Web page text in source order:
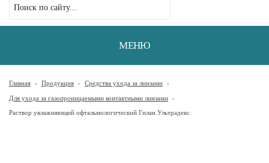
МЕНЮ
Главная - Продукция - Средства ухода за линзами -
Для ухода за газопроницаемыми контактными линзами -
Раствор увлажняющий офтальмологический Гилан Ультрадекс